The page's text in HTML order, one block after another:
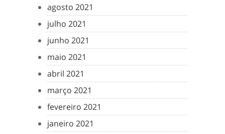
agosto 2021
julho 2021
junho 2021
maio 2021
abril 2021
março 2021
fevereiro 2021
janeiro 2021